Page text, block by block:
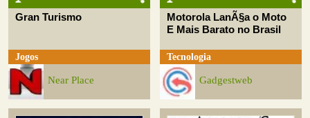
Gran Turismo
Jogos
Near Place
Motorola LanÃ§a o Moto
E Mais Barato no Brasil
Tecnologia
Gadgestweb